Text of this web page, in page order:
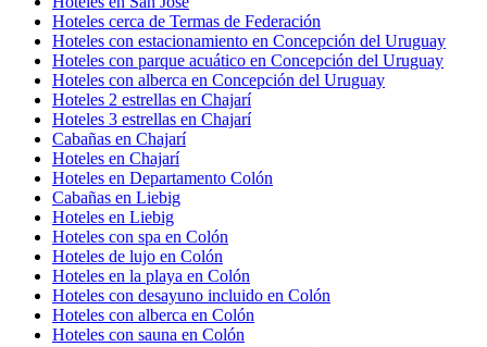
Hoteles cerca de Termas de Federación
Hoteles con estacionamiento en Concepción del Uruguay
Hoteles con parque acuático en Concepción del Uruguay
Hoteles con alberca en Concepción del Uruguay
Hoteles 2 estrellas en Chajarí
Hoteles 3 estrellas en Chajarí
Cabañas en Chajarí
Hoteles en Chajarí
Hoteles en Departamento Colón
Cabañas en Liebig
Hoteles en Liebig
Hoteles con spa en Colón
Hoteles de lujo en Colón
Hoteles en la playa en Colón
Hoteles con desayuno incluido en Colón
Hoteles con alberca en Colón
Hoteles con sauna en Colón